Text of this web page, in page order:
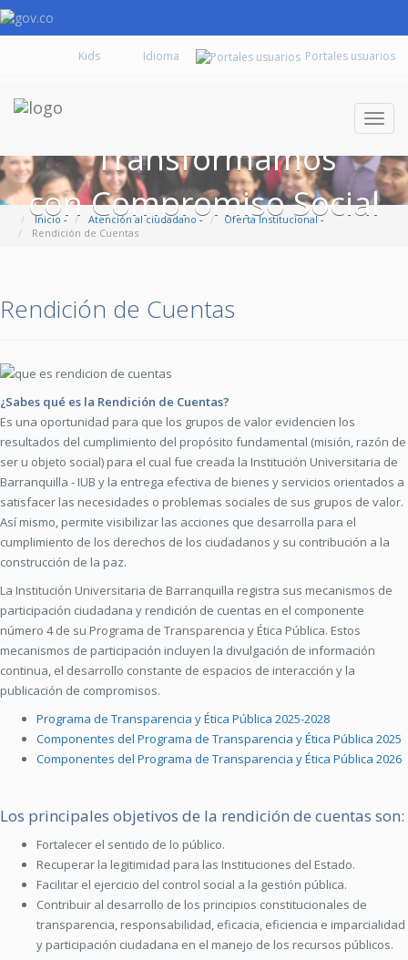
Kids Portales usuarios
Transformamos
con Compromiso Social
Inicio - Atención al ciudadano - Oferta Institucional -
Rendición de Cuentas
Rendición de Cuentas
¿Sabes qué es la Rendición de Cuentas?
Es una oportunidad para que los grupos de valor evidencien los
resultados del cumplimiento del propósito fundamental (misión, razón de
ser u objeto social) para el cual fue creada la Institución Universitaria de
Barranquilla - IUB y la entrega efectiva de bienes y servicios orientados a
satisfacer las necesidades o problemas sociales de sus grupos de valor.
Así mismo, permite visibilizar las acciones que desarrolla para el
cumplimiento de los derechos de los ciudadanos y su contribución a la
construcción de la paz.
La Institución Universitaria de Barranquilla registra sus mecanismos de
participación ciudadana y rendición de cuentas en el componente
número 4 de su Programa de Transparencia y Ética Pública. Estos
mecanismos de participación incluyen la divulgación de información
continua, el desarrollo constante de espacios de interacción y la
publicación de compromisos.
Programa de Transparencia y Ética Pública 2025-2028
Componentes del Programa de Transparencia y Ética Pública 2025
Componentes del Programa de Transparencia y Ética Pública 2026
Los principales objetivos de la rendición de cuentas son:
Fortalecer el sentido de lo público.
Recuperar la legitimidad para las Instituciones del Estado.
Facilitar el ejercicio del control social a la gestión pública.
Contribuir al desarrollo de los principios constitucionales de
transparencia, responsabilidad, eficacia, eficiencia e imparcialidad
y participación ciudadana en el manejo de los recursos públicos.